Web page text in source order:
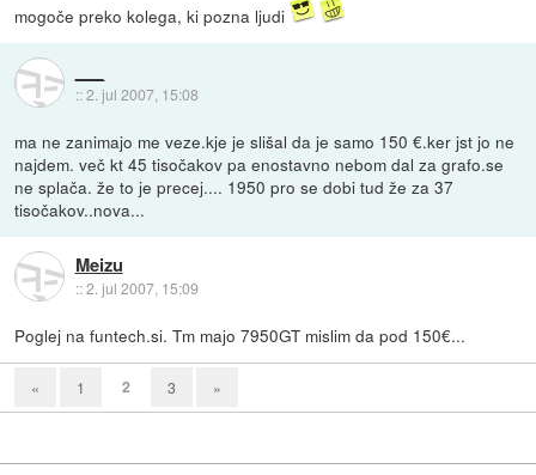
mogoče preko kolega, ki pozna ljudi
::2. jul 2007, 15:08
ma ne zanimajo me veze.kje je slišal da je samo 150 €.ker jst jo ne
najdem. več kt 45 tisočakov pa enostavno nebom dal za grafo.se
ne splača. že to je precej.... 1950 pro se dobi tud že za 37
tisočakov..nova...
Meizu
::2. jul 2007, 15:09
Poglej na funtech.si. Tm majo 7950GT mislim da pod 150€...
« 1 2 3 »